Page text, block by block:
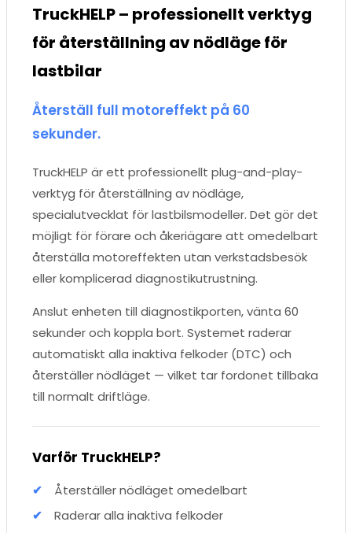
TruckHELP – professionellt verktyg
för återställning av nödläge för
lastbilar
Återställ full motoreffekt på 60
sekunder.
TruckHELP är ett professionellt plug-and-play-
verktyg för återställning av nödläge,
specialutvecklat för lastbilsmodeller. Det gör det
möjligt för förare och åkeriägare att omedelbart
återställa motoreffekten utan verkstadsbesök
eller komplicerad diagnostikutrustning.
Anslut enheten till diagnostikporten, vänta 60
sekunder och koppla bort. Systemet raderar
automatiskt alla inaktiva felkoder (DTC) och
återställer nödläget — vilket tar fordonet tillbaka
till normalt driftläge.
Varför TruckHELP?
Återställer nödläget omedelbart
Raderar alla inaktiva felkoder